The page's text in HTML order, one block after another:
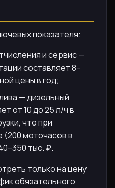
показателя:
и сервис —
составляет 8–
цены в год;
— дизельный
от 10 до 25 л/ч в
что при
(200 моточасов в
тыс. ₽.
только на цену
обязательного